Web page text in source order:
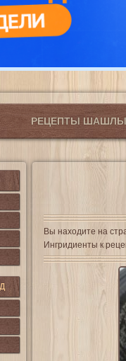
РЕЦЕПТЫ
Вы находите на
Ингридиенты к